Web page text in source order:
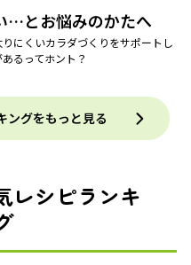
…とお悩みのかたへ
にくいカラダづくりをサポートし
るってホント？
ングをもっと見る
レシピランキ